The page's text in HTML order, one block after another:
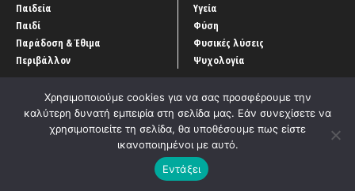
Παιδεία
Παιδί
Παράδοση & Έθιμα
Περιβάλλον
Υγεία
Φύση
Φυσικές λύσεις
Ψυχολογία
‘Οροι χρήσης Αρχείο Άρθρων
Entercom Technologies
Χρησιμοποιούμε cookies για να σας προσφέρουμε την
καλύτερη δυνατή εμπειρία στη σελίδα μας. Εάν συνεχίσετε να
χρησιμοποιείτε τη σελίδα, θα υποθέσουμε πως είστε
ικανοποιημένοι με αυτό.
Εντάξει